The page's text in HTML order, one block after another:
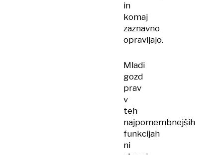
in
komaj
zaznavno
opravljajo.
Mladi
gozd
prav
v
teh
najpomembnejših
funkcijah
ni